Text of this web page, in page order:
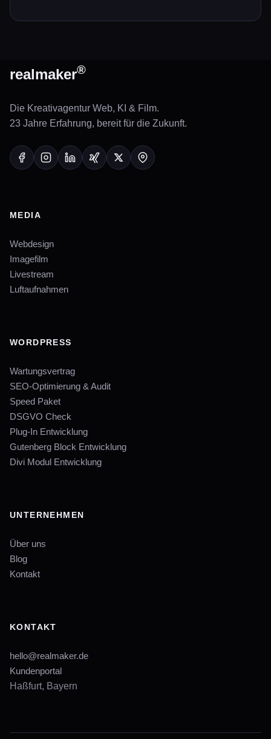
realmaker®
Die Kreativagentur Web, KI & Film.
23 Jahre Erfahrung, bereit für die Zukunft.
MEDIA
Webdesign
Imagefilm
Livestream
Luftaufnahmen
WORDPRESS
Wartungsvertrag
SEO-Optimierung & Audit
Speed Paket
DSGVO Check
Plug-In Entwicklung
Gutenberg Block Entwicklung
Divi Modul Entwicklung
UNTERNEHMEN
Über uns
Blog
Kontakt
KONTAKT
hello@realmaker.de
Kundenportal
Haßfurt, Bayern